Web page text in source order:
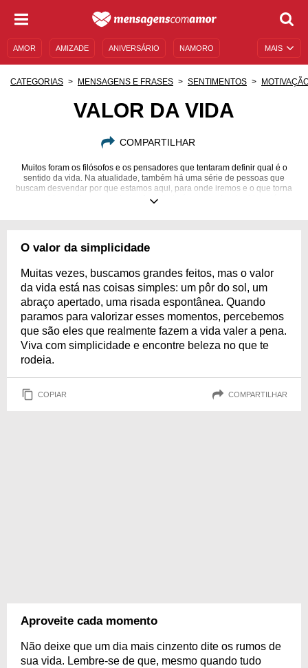
MAIS
AMOR AMIZADE ANIVERSÁRIO NAMORO
CATEGORIAS MENSAGENS E FRASES SENTIMENTOS
VALOR DA VIDA
COMPARTILHAR
Muitos foram os filósofos e os pensadores que tentaram definir qual é o
sentido da vida. Na atualidade, também há uma série de pessoas que
buscam desvendar por que estamos aqui, para onde iremos e o que torna
nossas vidas melhores ou piores. A verdade é que o valor da vida está nos
pensamentos e dê valor ao que a sua vida lhe oferece! Inspire outras
O valor da simplicidade
Muitas vezes, buscamos grandes feitos, mas o valor
da vida está nas coisas simples: um pôr do sol, um
abraço apertado, uma risada espontânea. Quando
paramos para valorizar esses momentos, percebemos
que são eles que realmente fazem a vida valer a pena.
Viva com simplicidade e encontre beleza no que te
rodeia.
COPIAR COMPARTILHAR
Aproveite cada momento
Não deixe que um dia mais cinzento dite os rumos de
sua vida. Lembre-se de que, mesmo quando tudo